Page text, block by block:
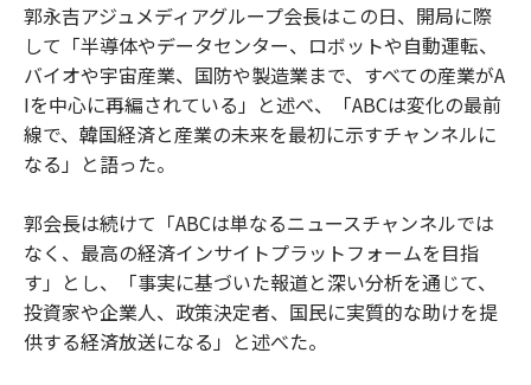
郭永吉アジュメディアグループ会長はこの日、開局に際
して「半導体やデータセンター、ロボットや自動運転、
バイオや宇宙産業、国防や製造業まで、すべての産業がA
Iを中心に再編されている」と述べ、「ABCは変化の最前
線で、韓国経済と産業の未来を最初に示すチャンネルに
なる」と語った。
郭会長は続けて「ABCは単なるニュースチャンネルでは
なく、最高の経済インサイトプラットフォームを目指
す」とし、「事実に基づいた報道と深い分析を通じて、
投資家や企業人、政策決定者、国民に実質的な助けを提
供する経済放送になる」と述べた。